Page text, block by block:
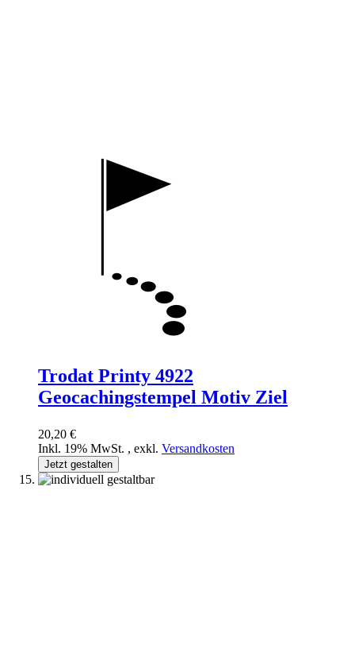
Trodat Printy 4922
Geocachingstempel Motiv Ziel
20,20 €
Inkl. 19% MwSt. , exkl. Versandkosten
Jetzt gestalten